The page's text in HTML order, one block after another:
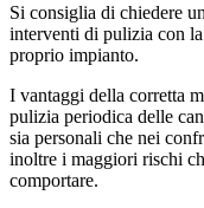
Si consiglia di chiedere
interventi di pulizia con
proprio impianto.
I vantaggi della corretta
pulizia periodica delle
sia personali che nei
inoltre i maggiori rischi
comportare.